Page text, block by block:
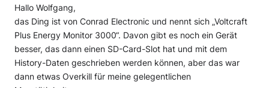
Hallo Wolfgang,
das Ding ist von Conrad Electronic und nennt sich „Voltcraft
Plus Energy Monitor 3000“. Davon gibt es noch ein Gerät
besser, das dann einen SD-Card-Slot hat und mit dem
History-Daten geschrieben werden können, aber das war
dann etwas Overkill für meine gelegentlichen